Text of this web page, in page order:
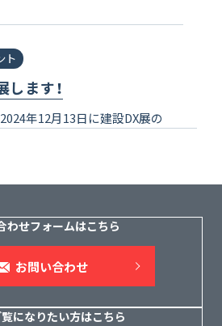
ト
ます！
年12月13日に建設DX展の
に出展します。皆様のご来場を
を無料でお試しいただけ
わせフォームはこちら
お問い合わせ
になりたい方はこちら